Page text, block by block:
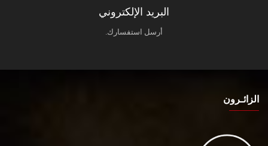
البريد الإلكتروني
أرسل استفسارك.
الزائـرون